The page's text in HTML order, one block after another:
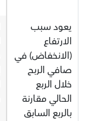
يعود سبب
الارتفاع
(الانخفاض) في
صافي الربح
خلال الربع
الحالي مقارنة
بالربع السابق